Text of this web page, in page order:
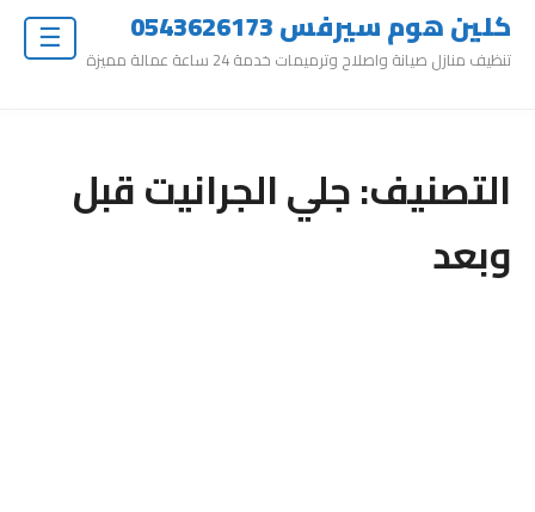
كلين هوم سيرفس 0543626173
تنظيف منازل صيانة واصلاح وترميمات خدمة 24 ساعة عمالة مميزة
التصنيف:جلي الجرانيت قبل
وبعد